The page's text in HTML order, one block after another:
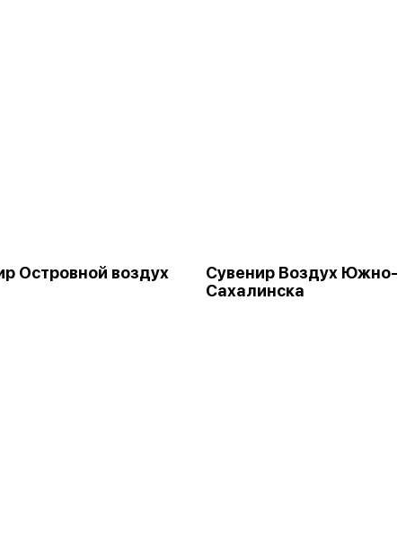
Островной воздух
Сувенир Воздух Южно-
Сахалинска